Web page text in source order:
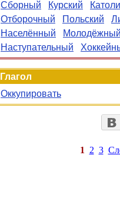
Сборный
Курский
Отборочный
Польский
Населённый
Молодёжный
Наступательный
Глагол
Оккупировать
1 2 3